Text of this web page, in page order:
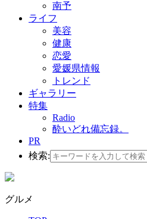
南予
ライフ
美容
健康
恋愛
愛媛県情報
トレンド
ギャラリー
特集
Radio
酔いどれ備忘録。
PR
検索:
グルメ